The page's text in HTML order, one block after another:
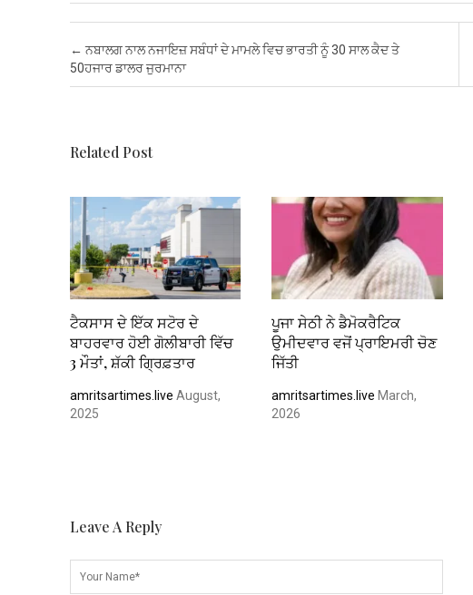
ce
b
o
tt
er
ail at
s
er
es
ke
dI
ail ar
e
Post navigation
← ਨਬਾਲਗ ਨਾਲ ਨਜਾਇਜ਼ ਸਬੰਧਾਂ ਦੇ ਮਾਮਲੇ ਵਿਚ ਭਾਰਤੀ ਨੂੰ 30 ਸਾਲ ਕੈਦ ਤੇ
50ਹਜਾਰ ਡਾਲਰ ਜੁਰਮਾਨਾ
Related Post
ਟੈਕਸਾਸ ਦੇ ਇੱਕ ਸਟੋਰ ਦੇ
ਬਾਹਰਵਾਰ ਹੋਈ ਗੋਲੀਬਾਰੀ ਵਿੱਚ
3 ਮੌਤਾਂ, ਸ਼ੱਕੀ ਗ੍ਰਿਫ਼ਤਾਰ
amritsartimes.live August,
2025
ਪੂਜਾ ਸੇਠੀ ਨੇ ਡੈਮੋਕਰੈਟਿਕ
ਉਮੀਦਵਾਰ ਵਜੋਂ ਪ੍ਰਾਇਮਰੀ ਚੋਣ
ਜਿੱਤੀ
amritsartimes.live March,
2026
Leave A Reply